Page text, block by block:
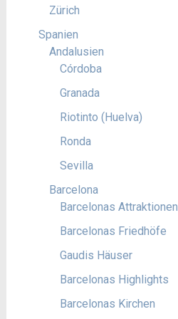
Zürich
Spanien
Andalusien
Córdoba
Granada
Riotinto (Huelva)
Ronda
Sevilla
Barcelona
Barcelonas Attraktionen
Barcelonas Friedhöfe
Gaudis Häuser
Barcelonas Highlights
Barcelonas Kirchen